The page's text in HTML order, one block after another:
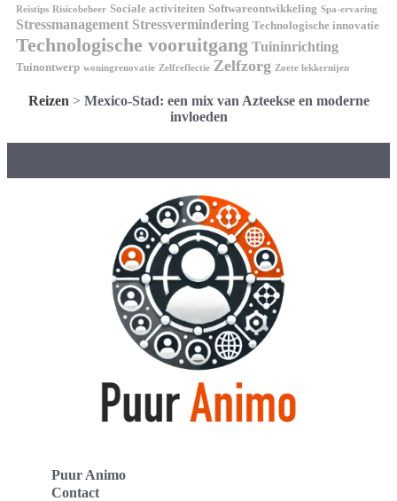
Reistips Risicobeheer Sociale activiteiten Softwareontwikkeling Spa-ervaring
Stressmanagement Stressvermindering Technologische innovatie
Technologische vooruitgang Tuininrichting
Tuinontwerp woningrenovatie Zelfreflectie Zelfzorg Zoete lekkernijen
Reizen > Mexico-Stad: een mix van Azteekse en moderne
invloeden
Puur Animo
Contact